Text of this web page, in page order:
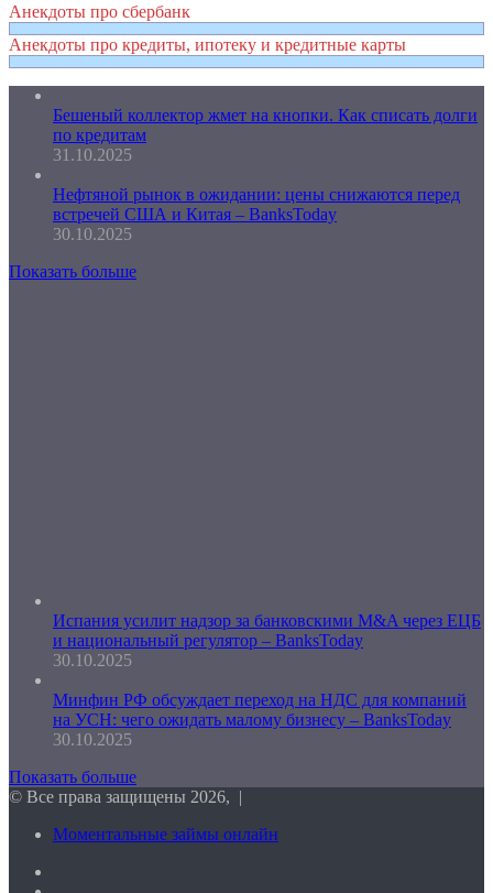
Анекдоты про сбербанк
Анекдоты про кредиты, ипотеку и кредитные карты
Бешеный коллектор жмет на кнопки. Как списать долги
по кредитам
31.10.2025
Нефтяной рынок в ожидании: цены снижаются перед
встречей США и Китая – BanksToday
30.10.2025
Показать больше
Испания усилит надзор за банковскими M&A через ЕЦБ
и национальный регулятор – BanksToday
30.10.2025
Минфин РФ обсуждает переход на НДС для компаний
на УСН: чего ожидать малому бизнесу – BanksToday
30.10.2025
Показать больше
© Все права защищены 2026, |
Моментальные займы онлайн